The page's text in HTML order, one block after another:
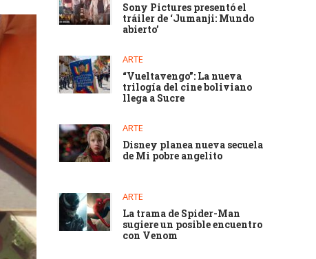
Sony Pictures presentó el
tráiler de ‘Jumanji: Mundo
abierto’
ARTE
“Vueltavengo”: La nueva
trilogía del cine boliviano
llega a Sucre
ARTE
Disney planea nueva secuela
de Mi pobre angelito
ARTE
La trama de Spider-Man
sugiere un posible encuentro
con Venom